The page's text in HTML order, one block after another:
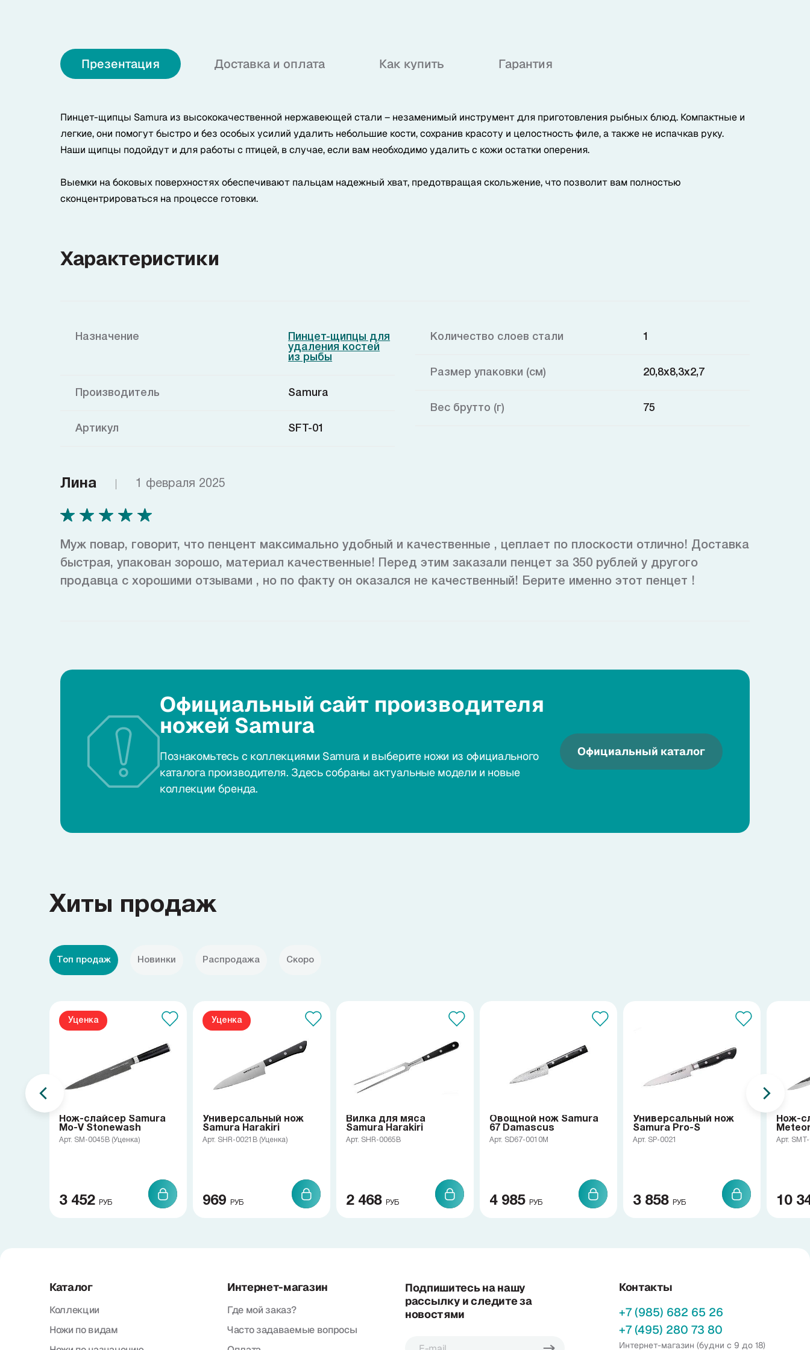
+7 (985) 682 65 26
Интернет-магазин (пн-пт 9-18)
Офис продаж
Problem@samura.ru
По вопросам качества
Презентация Доставка и оплата Как купить Гарантия
Пинцет-щипцы Samura из высококачественной нержавеющей стали – незаменимый инструмент для приготовления рыбных блюд. Компактные и
легкие, они помогут быстро и без особых усилий удалить небольшие кости, сохранив красоту и целостность филе, а также не испачкав руку.
Наши щипцы подойдут и для работы с птицей, в случае, если вам необходимо удалить с кожи остатки оперения.
Выемки на боковых поверхностях обеспечивают пальцам надежный хват, предотвращая скольжение, что позволит вам полностью
сконцентрироваться на процессе готовки.
Характеристики
Назначение
Пинцет-щипцы для
удаления костей
из рыбы
Производитель Samura
Артикул SFT-01
Количество слоев стали 1
Размер упаковки (см) 20,8х8,3х2,7
Вес брутто (г) 75
Лина 1 февраля 2025
Муж повар, говорит, что пенцент максимально удобный и качественные , цеплает по плоскости отлично! Доставка
быстрая, упакован зорошо, материал качественные! Перед этим заказали пенцет за 350 рублей у другого
продавца с хорошими отзывами , но по факту он оказался не качественный! Берите именно этот пенцет !
Официальный сайт производителя
ножей Samura
Познакомьтесь с коллекциями Samura и выберите ножи из официального
каталога производителя. Здесь собраны актуальные модели и новые
коллекции бренда.
Официальный каталог
Хиты продаж
Топ продаж Новинки Распродажа Скоро
Уценка
Нож-слайсер Samura
Mo-V Stonewash
Арт. SM-0045B (Уценка)
3 452 РУБ
Уценка
Универсальный нож
Samura Harakiri
Арт. SHR-0021B (Уценка)
969 РУБ
Вилка для мяса
Samura Harakiri
Арт. SHR-0065B
2 468 РУБ
Овощной нож Samura
67 Damascus
Арт. SD67-0010M
4 985 РУБ
Универсальный нож
Samura Pro-S
Арт. SP-0021
3 858 РУБ
Нож-
Арт.
10
Каталог
Коллекции
Ножи по видам
Интернет-магазин
Где мой заказ?
Часто задаваемые вопросы
Подпишитесь на нашу
рассылку и следите за
новостями
Контакты
+7 (985) 682 65 26
+7 (495) 280 73 80
Интернет-магазин (будни с 9 до 18)